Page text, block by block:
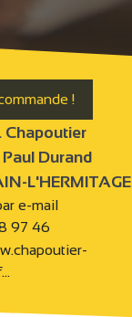
!
Chapoutier
Durand
L'HERMITAGE
e-mail
97 46